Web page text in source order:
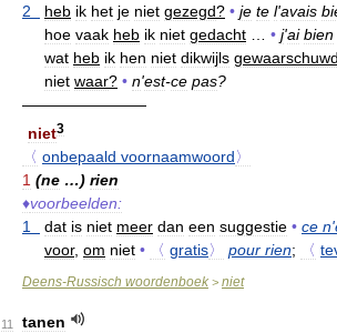
2
heb ik het je niet gezegd? • je te l'avais
hoe vaak heb ik niet gedacht • j'ai bien
wat heb ik hen niet dikwijls gewaarschuwd
niet waar? • n'est-ce pas?
————————
niet3
〈 onbepaald voornaamwoord〉
1 (ne …) rien
♦voorbeelden:
1
dat is niet meer dan een suggestie • ce n'
voor, om niet • 〈 gratis〉 pour rien; 〈
Deens-Russisch woordenboek > niet
11
tanen